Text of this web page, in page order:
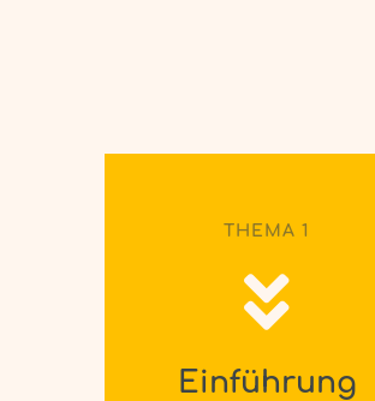
THEMA 1
Einführung